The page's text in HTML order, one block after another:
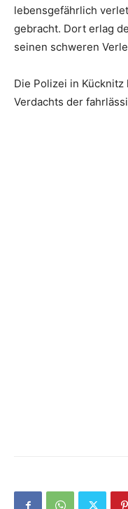
lebensgefährlich
gebracht. Dort erlag
seinen schweren
Die Polizei in
Verdachts der